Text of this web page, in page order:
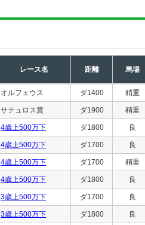
レース名 距離 馬場
オルフェウス ダ1400 稍重
サテュロス賞 ダ1900 稍重
4歳上500万下 ダ1800 良
4歳上500万下 ダ1700 良
4歳上500万下 ダ1700 稍重
4歳上500万下 ダ1800 良
3歳上500万下 ダ1700 良
3歳上500万下 ダ1800 良